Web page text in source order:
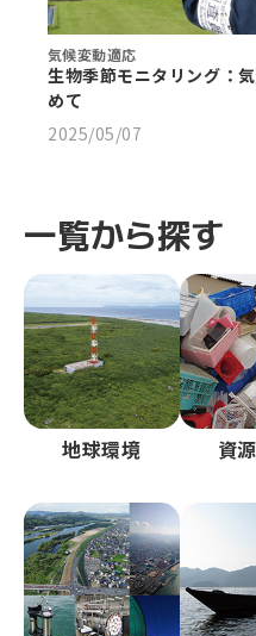
気候変動適応
生物季節モニタリング：
めて
2025/05/07
一覧から探す
地球環境 資